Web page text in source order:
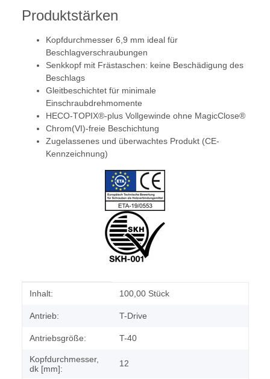
Produktstärken
Kopfdurchmesser 6,9 mm ideal für
Beschlagverschraubungen
Senkkopf mit Frästaschen: keine Beschädigung des
Beschlags
Gleitbeschichtet für minimale
Einschraubdrehmomente
HECO-TOPIX®-plus Vollgewinde ohne MagicClose®
Chrom(VI)-freie Beschichtung
Zugelassenes und überwachtes Produkt (CE-
Kennzeichnung)
Produkteigenschaft
Wert
Inhalt: 100,00 Stück
Antrieb: T-Drive
Antriebsgröße: T-40
Kopfdurchmesser,
dk [mm]:
12